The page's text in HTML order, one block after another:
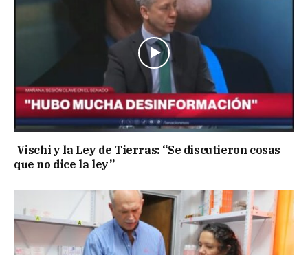
Vischi y la Ley de Tierras: “Se discutieron cosas
que no dice la ley”